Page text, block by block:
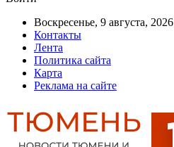
Воскресенье, 9 августа, 2026
Контакты
Лента
Политика сайта
Карта
Реклама на сайте